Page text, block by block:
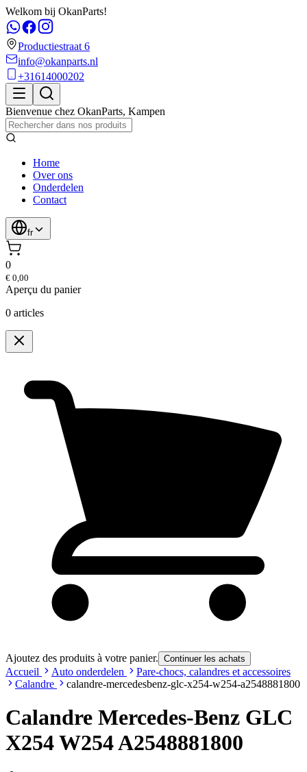
Welkom bij OkanParts!
Productiestraat 6
info@okanparts.nl
+31614000202
Bienvenue chez OkanParts, Kampen
Home
Over ons
Onderdelen
Contact
fr
0
€ 0,00
Aperçu du panier
0 articles
Ajoutez des produits à votre panier. Continuer les achats
Accueil Auto onderdelen
Pare-chocs, calandres et accessoires
Calandre
calandre-mercedesbenz-glc-x254-w254-a2548881800
Calandre Mercedes-Benz GLC
X254 W254 A2548881800